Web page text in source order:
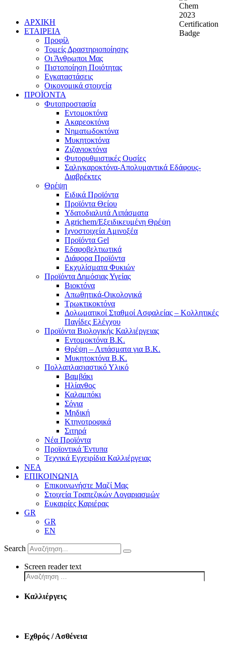
ΑΡΧΙΚΗ
ΕΤΑΙΡΕΙΑ
Προφίλ
Τομείς Δραστηριοποίησης
Οι Άνθρωποι Μας
Πιστοποίηση Ποιότητας
Εγκαταστάσεις
Οικονομικά στοιχεία
ΠΡΟΪΟΝΤΑ
Φυτοπροστασία
Εντομοκτόνα
Ακαρεοκτόνα
Νηματωδοκτόνα
Μυκητοκτόνα
Ζιζανιοκτόνα
Φυτορυθμιστικές Ουσίες
Σαλιγκαροκτόνα-Απολυμαντικά Εδάφους-
Διαβρέκτες
Θρέψη
Ειδικά Προϊόντα
Προϊόντα Θείου
Υδατοδιαλυτά Λιπάσματα
Agrichem/Εξειδικευμένη Θρέψη
Ιχνοστοιχεία Αμινοξέα
Προϊόντα Gel
Εδαφοβελτιωτικά
Διάφορα Προϊόντα
Εκχυλίσματα Φυκιών
Προϊόντα Δημόσιας Υγείας
Βιοκτόνα
Απωθητικά-Οικολογικά
Τρωκτικοκτόνα
Δολωματικοί Σταθμοί Ασφαλείας – Κολλητικές
Παγίδες Ελέγχου
Προϊόντα Βιολογικής Καλλιέργειας
Εντομοκτόνα Β.Κ.
Θρέψη – Λιπάσματα για Β.Κ.
Μυκητοκτόνα Β.Κ.
Πολλαπλασιαστικό Υλικό
Βαμβάκι
Ηλίανθος
Καλαμπόκι
Σόγια
Μηδική
Κτηνοτροφικά
Σιτηρά
Νέα Προϊόντα
Προϊοντικά Έντυπα
Τεχνικά Εγχειρίδια Καλλιέργειας
ΝΕΑ
ΕΠΙΚΟΙΝΩΝΙΑ
Επικοινωνήστε Μαζί Μας
Στοιχεία Τραπεζικών Λογαριασμών
Ευκαιρίες Καριέρας
GR
GR
EN
Search
Screen reader text
Καλλιέργεις
Εχθρός / Ασθένεια